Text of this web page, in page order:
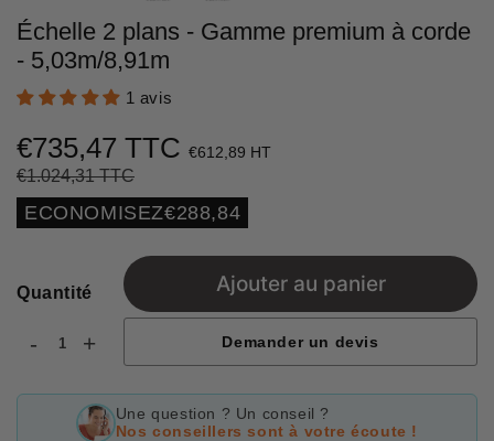
Échelle 2 plans - Gamme premium à corde
- 5,03m/8,91m
1 avis
€735,47 TTC €612,89 HT
€1.024,31 TTC
régulier
réduit
Unit
price
ECONOMISEZ€288,84
Quantité
- +
Ajouter au panier
Demander un devis
Une question ? Un conseil ?
Nos conseillers sont à votre écoute !